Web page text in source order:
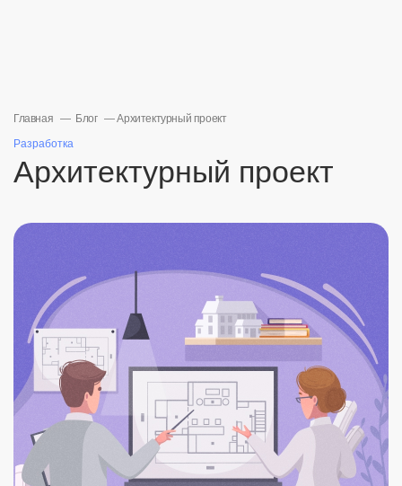
Главная Блог
Архитектурный проект
Разработка
Архитектурный проект